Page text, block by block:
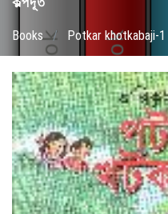
Books / Potkar khotkabaji-1